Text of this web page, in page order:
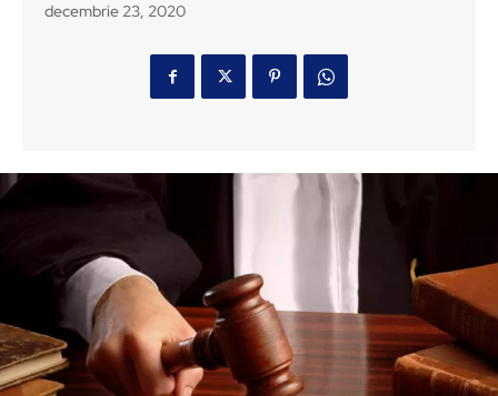
decembrie 23, 2020